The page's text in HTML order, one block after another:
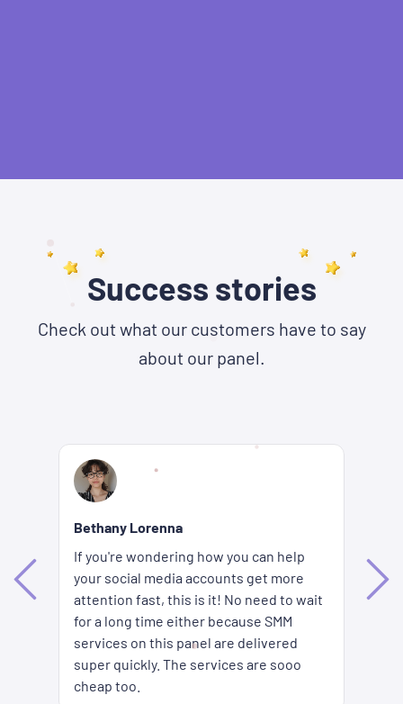
Success stories
Check out what our customers have to say
about our panel.
Bethany Lorenna
If you're wondering how you can help
your social media accounts get more
attention fast, this is it! No need to wait
for a long time either because SMM
services on this panel are delivered
super quickly. The services are sooo
cheap too.